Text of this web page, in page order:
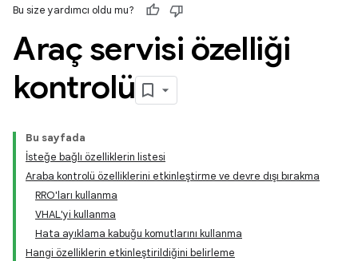
Bu size yardımcı oldu mu?
Araç servisi özelliği
kontrolü
Bu sayfada
İsteğe bağlı özelliklerin listesi
Araba kontrolü özelliklerini etkinleştirme ve devre dışı bırakma
RRO'ları kullanma
VHAL'yi kullanma
Hata ayıklama kabuğu komutlarını kullanma
Hangi özelliklerin etkinleştirildiğini belirleme